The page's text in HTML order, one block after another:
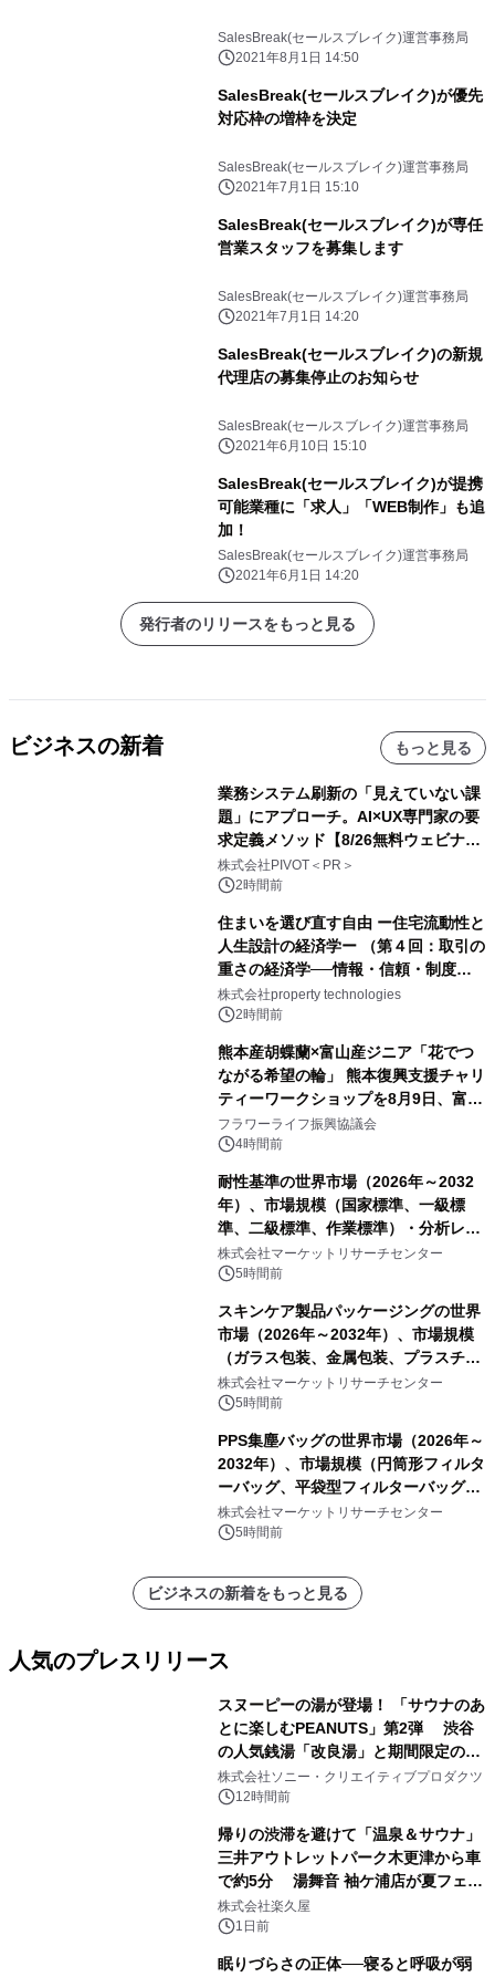
SalesBreak(セールスブレイク)運営事務局
2021年8月1日 14:50
SalesBreak(セールスブレイク)が優先
対応枠の増枠を決定
SalesBreak(セールスブレイク)運営事務局
2021年7月1日 15:10
SalesBreak(セールスブレイク)が専任
営業スタッフを募集します
SalesBreak(セールスブレイク)運営事務局
2021年7月1日 14:20
SalesBreak(セールスブレイク)の新規
代理店の募集停止のお知らせ
SalesBreak(セールスブレイク)運営事務局
2021年6月10日 15:10
SalesBreak(セールスブレイク)が提携
可能業種に「求人」「WEB制作」も追
加！
SalesBreak(セールスブレイク)運営事務局
2021年6月1日 14:20
発行者のリリースをもっと見る
ビジネスの新着 もっと見る
業務システム刷新の「見えていない課
題」にアプローチ。AI×UX専門家の要
求定義メソッド【8/26無料ウェビナ
ー】株式会社PIVOT
株式会社PIVOT＜PR＞
2時間前
住まいを選び直す自由 ー住宅流動性と
人生設計の経済学ー （第４回：取引の
重さの経済学──情報・信頼・制度を
PropTechはどう組み替えるか）｜
PropTech-Lab
株式会社property technologies
2時間前
熊本産胡蝶蘭×富山産ジニア「花でつ
ながる希望の輪」 熊本復興支援チャリ
ティーワークショップを8月9日、富
山・射水で開催
フラワーライフ振興協議会
4時間前
耐性基準の世界市場（2026年～2032
年）、市場規模（国家標準、一級標
準、二級標準、作業標準）・分析レポ
ートを発表
株式会社マーケットリサーチセンター
5時間前
スキンケア製品パッケージングの世界
市場（2026年～2032年）、市場規模
（ガラス包装、金属包装、プラスチッ
ク包装、その他）・分析レポートを発
表
株式会社マーケットリサーチセンター
5時間前
PPS集塵バッグの世界市場（2026年～
2032年）、市場規模（円筒形フィルタ
ーバッグ、平袋型フィルターバッグ、
プリーツフィルターバッグ、その
他）・分析レポートを発表
株式会社マーケットリサーチセンター
5時間前
ビジネスの新着をもっと見る
人気のプレスリリース
スヌーピーの湯が登場！ 「サウナのあ
とに楽しむPEANUTS」第2弾 渋谷
の人気銭湯「改良湯」と期間限定のコ
ラボレーション サウナイキタイコラ
ボグッズも発売決定！
株式会社ソニー・クリエイティブプロダクツ
12時間前
帰りの渋滞を避けて「温泉＆サウナ」
三井アウトレットパーク木更津から車
で約5分 湯舞音 袖ケ浦店が夏フェア
メニューを提供
株式会社楽久屋
1日前
眠りづらさの正体──寝ると呼吸が弱